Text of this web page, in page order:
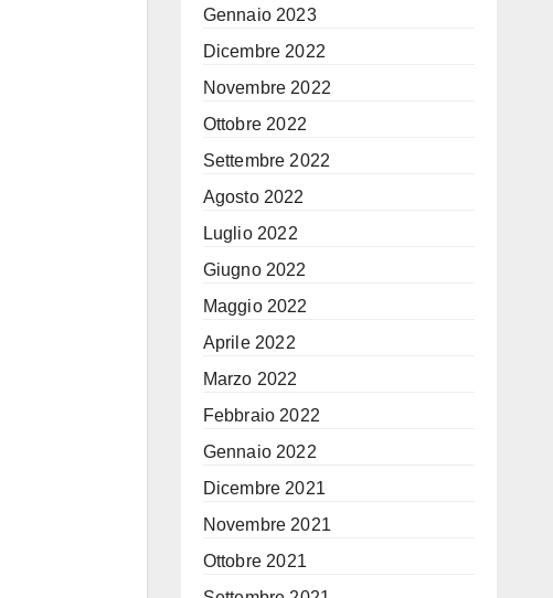
Gennaio 2023
Dicembre 2022
Novembre 2022
Ottobre 2022
Settembre 2022
Agosto 2022
Luglio 2022
Giugno 2022
Maggio 2022
Aprile 2022
Marzo 2022
Febbraio 2022
Gennaio 2022
Dicembre 2021
Novembre 2021
Ottobre 2021